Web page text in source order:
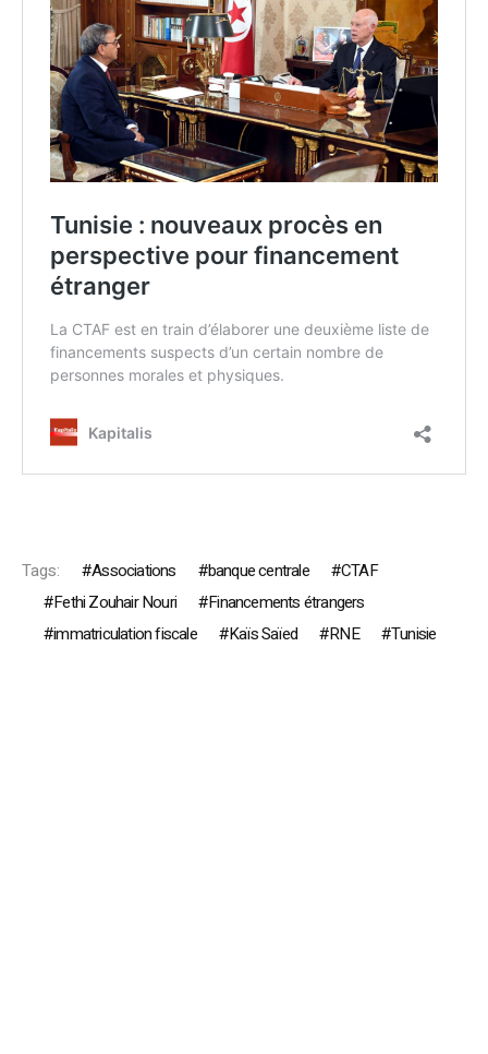
Tags: Associations banque centrale
CTAF
Fethi Zouhair Nouri
Financements étrangers
immatriculation fiscale
Kaïs Saïed RNE Tunisie